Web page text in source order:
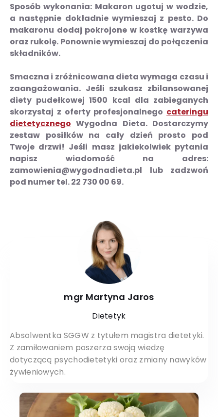
Sposób wykonania:Makaron ugotuj w wodzie,
a następnie dokładnie wymieszaj z pesto. Do
makaronu dodaj pokrojone w kostkę warzywa
oraz rukolę. Ponownie wymieszaj do połączenia
składników.
Smaczna i zróżnicowana dieta wymaga czasu i
zaangażowania. Jeśli szukasz zbilansowanej
diety pudełkowej 1500 kcal dla zabieganych
skorzystaj z oferty profesjonalnego cateringu
dietetycznego Wygodna Dieta.Dostarczymy
zestaw posiłków na cały dzień prosto pod
Twoje drzwi! Jeśli masz jakiekolwiek pytania
napisz wiadomość na adres:
zamowienia@wygodnadieta.pl lub zadzwoń
pod numer tel. 22 730 00 69.
mgr Martyna Jaros
Dietetyk
Absolwentka SGGW z tytułem magistra dietetyki.
Z zamiłowaniem poszerza swoją wiedzę
dotyczącą psychodietetyki oraz zmiany nawyków
żywieniowych.